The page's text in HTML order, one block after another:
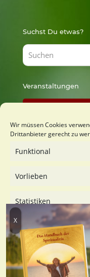
Wir müssen Cookies
Drittanbieter gerecht zu
Funktional
Vorlieben
Statistiken
Marketing
Dienste verwalten
Suchst Du etwas?
Veranstaltungen
© 2021-2026 Sabine